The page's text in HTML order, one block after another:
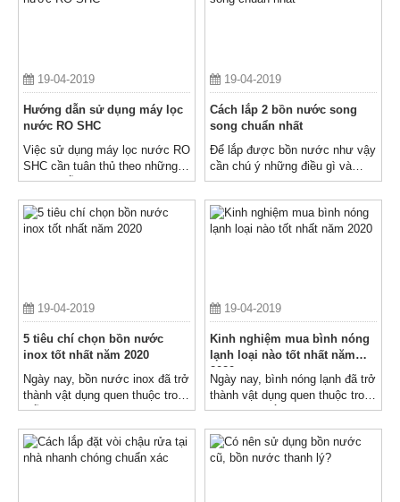
19-04-2019
Hướng dẫn sử dụng máy lọc
nước RO SHC
Việc sử dụng máy lọc nước RO
SHC cần tuân thủ theo những
hướng dẫn và lưu ý dưới đây
để máy có thể hoạt động ổn
định và bền lâu. Bên cạnh đó
chất lượng nước lọc luôn ở
19-04-2019
Cách lắp 2 bồn nước song
song chuẩn nhất
Để lắp được bồn nước như vậy
cần chú ý những điều gì và
cách thực hiện như thế nào?
19-04-2019
5 tiêu chí chọn bồn nước
inox tốt nhất năm 2020
Ngày nay, bồn nước inox đã trở
thành vật dụng quen thuộc trong
mỗi gia đình cũng như có mặt ở
rất nhiều công trình trải dài khắp
dải đất hình chữ S
19-04-2019
Kinh nghiệm mua bình nóng
lạnh loại nào tốt nhất năm
2020
Ngày nay, bình nóng lạnh đã trở
thành vật dụng quen thuộc trong
cuộc sống hằng ngày của đại
bộ phận người tiêu dùng Việt
Nam